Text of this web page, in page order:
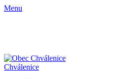
Menu
Chválenice